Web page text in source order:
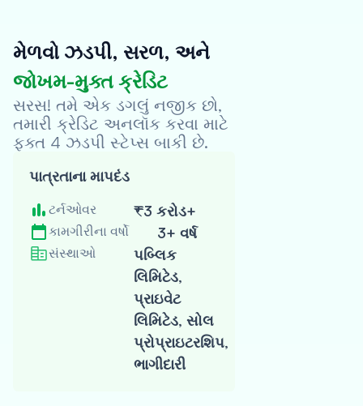
મેળવો ઝડપી, સરળ, અને
જોખમ-મુક્ત ક્રેડિટ
સરસ! તમે એક ડગલું નજીક છો,
તમારી ક્રેડિટ અનલૉક કરવા માટે
ફક્ત 4 ઝડપી સ્ટેપ્સ બાકી છે.
પાત્રતાના માપદંડ
ટર્નઓવર ₹3 કરોડ+
કામગીરીના વર્ષો 3+ વર્ષ
સંસ્થાઓ
પબ્લિક
લિમિટેડ,
પ્રાઇવેટ
લિમિટેડ, સોલ
પ્રોપ્રાઇટરશિપ,
ભાગીદારી